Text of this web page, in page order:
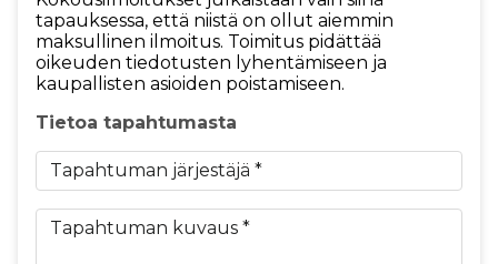
tapauksessa, että niistä on ollut aiemmin
maksullinen ilmoitus. Toimitus pidättää
oikeuden tiedotusten lyhentämiseen ja
kaupallisten asioiden poistamiseen.
Tietoa tapahtumasta
Tapahtuman järjestäjä *
Tapahtuman kuvaus *